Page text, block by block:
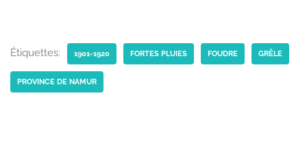
Étiquettes: 1901-1920 FORTES PLUIES FOUDRE GRÊLE
PROVINCE DE NAMUR